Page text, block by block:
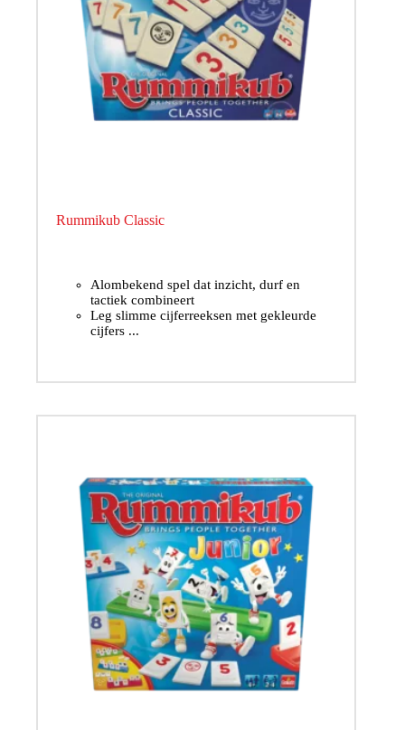
Rummikub Classic
Alombekend spel dat inzicht, durf en
tactiek combineert
Leg slimme cijferreeksen met gekleurde
cijfers ...